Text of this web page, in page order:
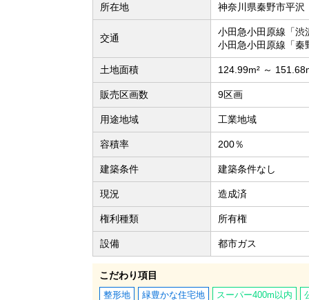
所在地 神奈川県秦野市平沢
交通
小田急小田原線「渋
小田急小田原線「秦
土地面積 124.99m² ～
販売区画数 9区画
用途地域 工業地域
容積率 200％
建築条件 建築条件なし
現況 造成済
権利種類 所有権
設備 都市ガス
こだわり項目
整形地 緑豊かな住宅地 スーパー400m以内